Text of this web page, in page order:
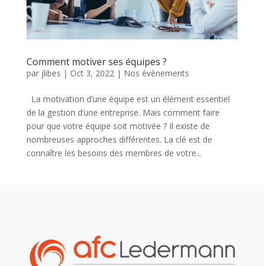
Comment motiver ses équipes ?
par jlibes | Oct 3, 2022 | Nos évènements
La motivation d’une équipe est un élément essentiel
de la gestion d’une entreprise. Mais comment faire
pour que votre équipe soit motivée ? Il existe de
nombreuses approches différentes. La clé est de
connaître les besoins des membres de votre...